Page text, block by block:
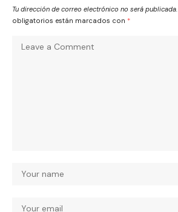
Tu dirección de correo electrónico no será publicada.
obligatorios están marcados con *